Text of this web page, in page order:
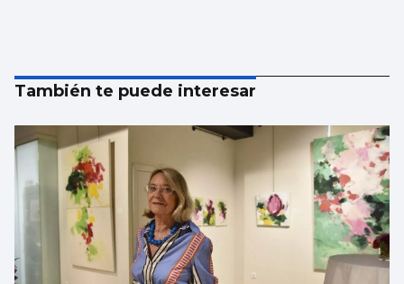
También te puede interesar